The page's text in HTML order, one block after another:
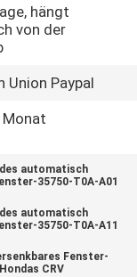
hängt
von der
Union Paypal
Monat
automatisch
35750-T0A-A01
automatisch
35750-T0A-A11
Fenster-
CRV